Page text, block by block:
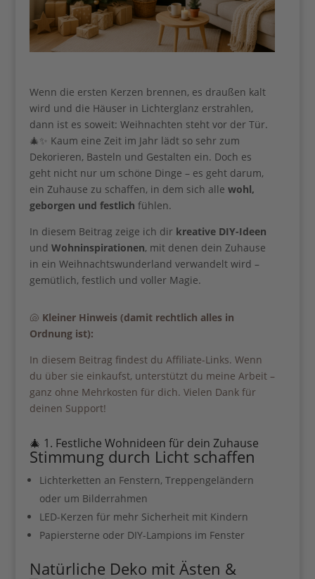
Wenn die ersten Kerzen brennen, es draußen kalt
wird und die Häuser in Lichterglanz erstrahlen,
dann ist es soweit: Weihnachten steht vor der Tür.
🎄✨ Kaum eine Zeit im Jahr lädt so sehr zum
Dekorieren, Basteln und Gestalten ein. Doch es
geht nicht nur um schöne Dinge – es geht darum,
ein Zuhause zu schaffen, in dem sich alle wohl,
geborgen und festlich fühlen.
In diesem Beitrag zeige ich dir kreative DIY-Ideen
und Wohninspirationen, mit denen dein Zuhause
in ein Weihnachtswunderland verwandelt wird –
gemütlich, festlich und voller Magie.
🐚 Kleiner Hinweis (damit rechtlich alles in
Ordnung ist):
In diesem Beitrag findest du Affiliate-Links. Wenn
du über sie einkaufst, unterstützt du meine Arbeit –
ganz ohne Mehrkosten für dich. Vielen Dank für
deinen Support!
🎄 1. Festliche Wohnideen für dein Zuhause
Stimmung durch Licht schaffen
Lichterketten an Fenstern, Treppengeländern
oder um Bilderrahmen
LED-Kerzen für mehr Sicherheit mit Kindern
Papiersterne oder DIY-Lampions im Fenster
Natürliche Deko mit Ästen &
Ihre Anmeldung konnte nicht gespeichert werden.
Bitte versuchen Sie es erneut.
Ihre Anmeldung war erfolgreich.
Lade dir meinen Guide für 0€